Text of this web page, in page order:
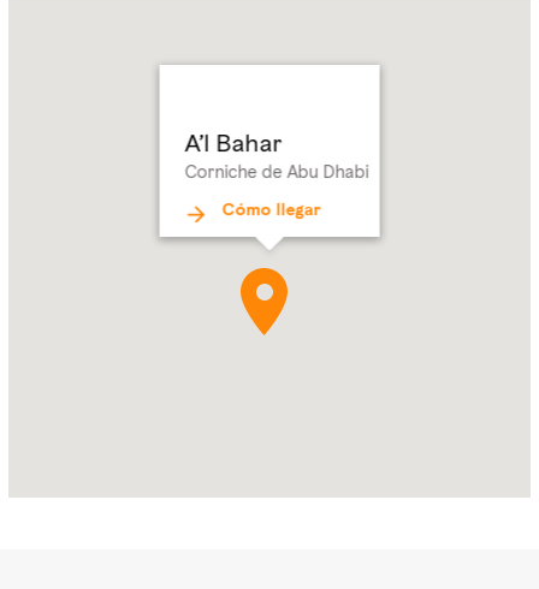
A’l Bahar
Corniche de Abu Dhabi
Cómo llegar